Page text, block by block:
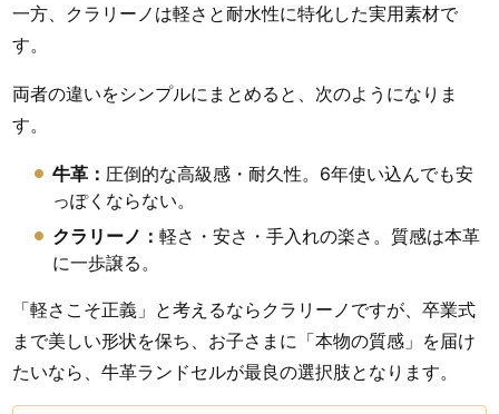
一方、クラリーノは軽さと耐水性に特化した実用素材で
す。
両者の違いをシンプルにまとめると、次のようになりま
す。
牛革： 圧倒的な高級感・耐久性。6年使い込んでも安
っぽくならない。
クラリーノ： 軽さ・安さ・手入れの楽さ。質感は本革
に一歩譲る。
「軽さこそ正義」と考えるならクラリーノですが、卒業式
まで美しい形状を保ち、お子さまに「本物の質感」を届け
たいなら、牛革ランドセルが最良の選択肢となります。